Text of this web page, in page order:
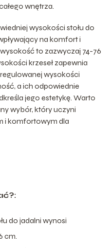
wnętrza.
wysokości stołu do
na komfort i
to zazwyczaj 74-76
krzeseł zapewnia
wysokości
a ich odpowiednie
jego estetykę. Warto
wybór, który uczyni
i komfortowym dla
do jadalni wynosi
cm.